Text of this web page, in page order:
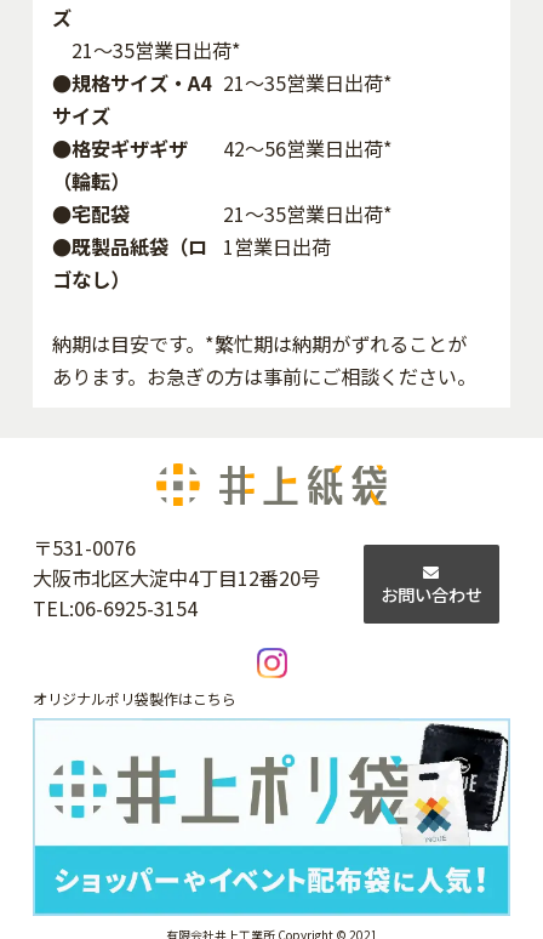
ズ
21～35営業日出荷*
●規格サイズ・A4
サイズ
21～35営業日出荷*
●格安ギザギザ
（輪転）
42〜56営業日出荷*
●宅配袋
21～35営業日出荷*
●既製品紙袋（ロ
ゴなし）
1営業日出荷
納期は目安です。*繁忙期は納期がずれることが
あります。お急ぎの方は事前にご相談ください。
〒531-0076
大阪市北区大淀中4丁目12番20号
TEL:06-6925-3154
お問い合わせ
オリジナルポリ袋製作はこちら
有限会社井上工業所 Copyright © 2021